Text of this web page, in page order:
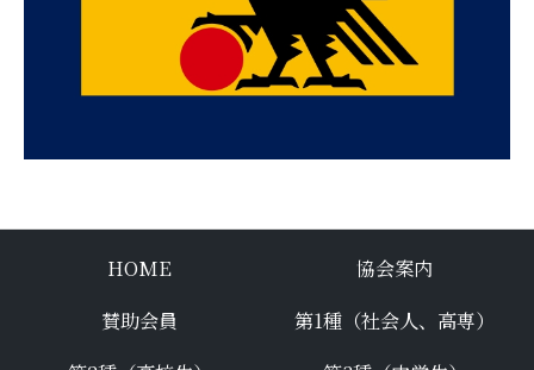
HOME
協会案内
賛助会員
第1種（社会人、高専）